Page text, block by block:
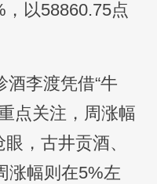
以58860.75点
酒李渡凭借“牛
点关注，周涨幅
，古井贡酒、
涨幅则在5%左